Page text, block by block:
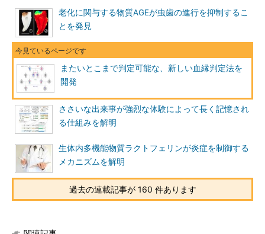
老化に関与する物質AGEが虫歯の進行を抑制するこ
とを発見
またいとこまで判定可能な、新しい血縁判定法を
開発
ささいな出来事が強烈な体験によって長く記憶され
る仕組みを解明
生体内多機能物質ラクトフェリンが炎症を制御する
メカニズムを解明
過去の連載記事が 160 件あります